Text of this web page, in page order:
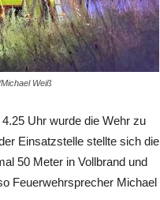
Weiß
Uhr wurde die Wehr zu
Einsatzstelle stellte sich die
50 Meter in Vollbrand und
Feuerwehrsprecher Michael